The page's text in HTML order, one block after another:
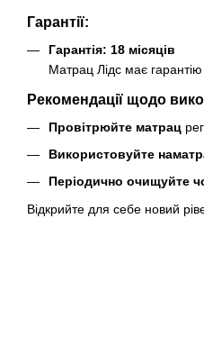
Гарантії:
Гарантія: 18 місяців
Матрац Лідс має гарантію
Рекомендації щодо
Провітрюйте матрац
Використовуйте
Періодично очищуйте
Відкрийте для себе новий